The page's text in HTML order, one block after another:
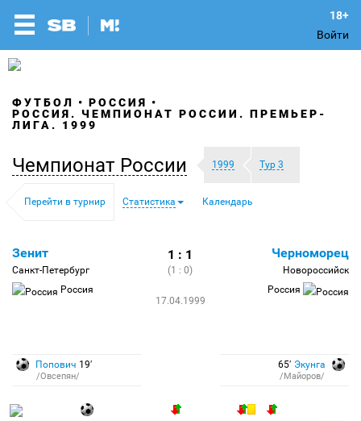
Войти
ФУТБОЛ
РОССИЯ
РОССИЯ. ЧЕМПИОНАТ РОССИИ. ПРЕМЬЕР-
ЛИГА. 1999
Чемпионат России 1999 Тур 3
Перейти в турнир Статистика Календарь
Зенит
Санкт-Петербург
Россия
1 : 1
(1 : 0)
17.04.1999
Черноморец
Новороссийск
Россия
Попович 19′
/Овсепян/
65′ Экунга
/Майоров/